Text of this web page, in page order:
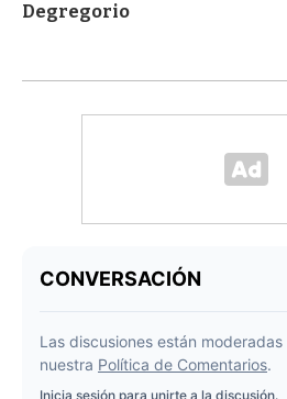
Degregorio